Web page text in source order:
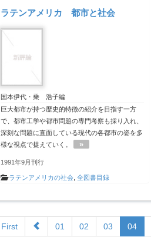
ラテンアメリカ 都市と社会
国本伊代・乗 浩子編
巨大都市が持つ歴史的特徴の紹介を目指す一方
で、都市工学や都市問題の専門考察も採り入れ、
深刻な問題に直面している現代の各都市の姿を多
様な視点で捉えていく。
»
1991年9月刊行
ラテンアメリカの社会 全図書目録
First 01 02 03 04